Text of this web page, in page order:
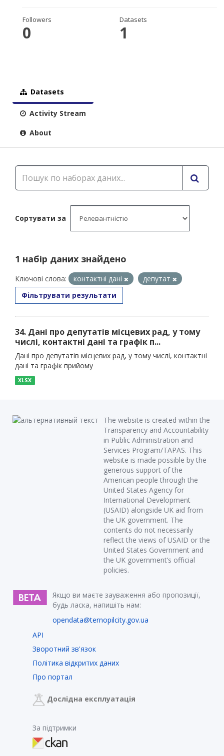
Followers
0
Datasets
1
Datasets
Activity Stream
About
Сортувати за
1 набір даних знайдено
Ключові слова: контактні дані
депутат
Фільтрувати результати
34. Дані про депутатів місцевих рад, у тому
числі, контактні дані та графік п...
Дані про депутатів місцевих рад, у тому числі, контактні
дані та графік прийому
XLSX
The website is created within the
Transparency and Accountability
in Public Administration and
Services Program/TAPAS. This
website is made possible by the
generous support of the
American people through the
United States Agency for
International Development
(USAID) alongside UK aid from
the UK government. The
contents do not necessarily
reflect the views of USAID or the
United States Government and
the UK government’s official
policies.
Якщо ви маєте зауваження або пропозиції,
будь ласка, напишіть нам:
opendata@ternopilcity.gov.ua
API
Зворотний зв'язок
Політика відкритих даних
Про портал
Дослідна експлуатація
За підтримки